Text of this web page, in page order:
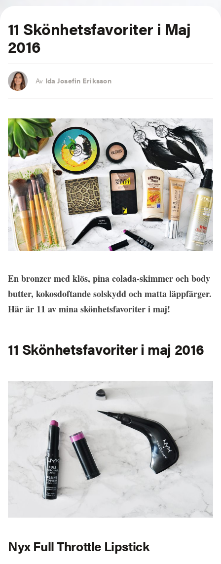
11 Skönhetsfavoriter i Maj
2016
Av Ida Josefin Eriksson
En bronzer med klös, pina colada-skimmer och body
butter, kokosdoftande solskydd och matta läppfärger.
Här är 11 av mina skönhetsfavoriter i maj!
11 Skönhetsfavoriter i maj 2016
Nyx Full Throttle Lipstick